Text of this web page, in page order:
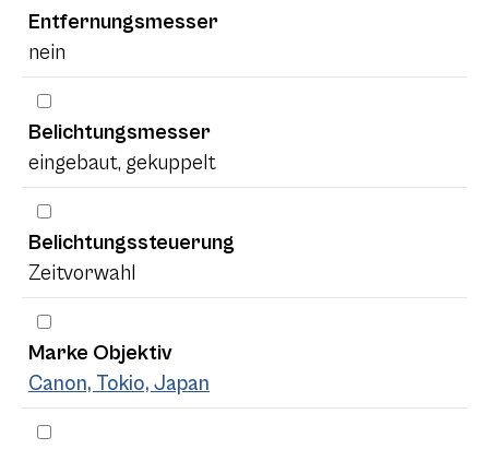
Entfernungsmesser
nein
Belichtungsmesser
eingebaut, gekuppelt
Belichtungssteuerung
Zeitvorwahl
Marke Objektiv
Canon, Tokio, Japan